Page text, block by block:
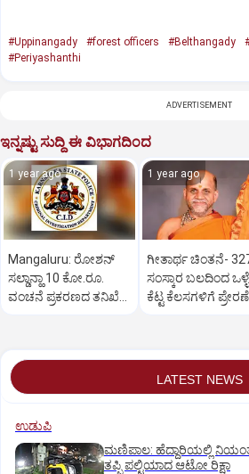
#Uppinangady #forest officers #Belthangady
#Periyashanthi
ADVERTISEMENT
ಇನ್ನಷ್ಟು ಸುದ್ದಿ ಈ ವಿಭಾಗದಿಂದ
1 year ago
Mangaluru: ರೋಶನ್‌
ಸಲ್ಡಾನ್ಹಾ 10 ಕೋ.ರೂ.
ವಂಚನೆ ಪ್ರಕರಣದ ತನಿಖೆ
1 year ago
ಗೀತಾರ್ಥ ಚಿಂತನೆ-
ಸಂಸ್ಕಾರ ಬಲದಿಂದ
ಕೆಟ್ಟ ಕೆಲಸಗಳಿಗೆ ಪ್ರೇರಣೆ
LATEST NEWS
ಉಡುಪಿ
ಮಣಿಪಾಲ: ಹೆದ್ದಾರಿಯಲ್ಲಿ
ತಪ್ಪಿ ಪಲ್ಟಿಯಾದ ಆಟೋ ರಿಕ್ಷಾ